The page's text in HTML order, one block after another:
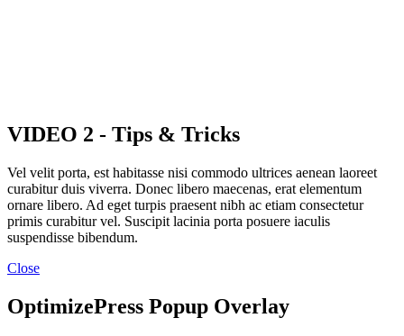
VIDEO 2 - Tips & Tricks
Vel velit porta, est habitasse nisi commodo ultrices aenean laoreet
curabitur duis viverra. Donec libero maecenas, erat elementum
ornare libero. Ad eget turpis praesent nibh ac etiam consectetur
primis curabitur vel. Suscipit lacinia porta posuere iaculis
suspendisse bibendum.
Close
OptimizePress Popup Overlay